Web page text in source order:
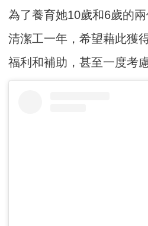
為了養育她10歲和6歲的
清潔工一年，希望藉此獲
福利和補助，甚至一度考